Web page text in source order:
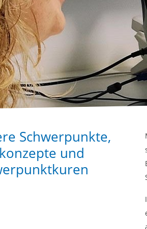
Schwerpunkte,
und